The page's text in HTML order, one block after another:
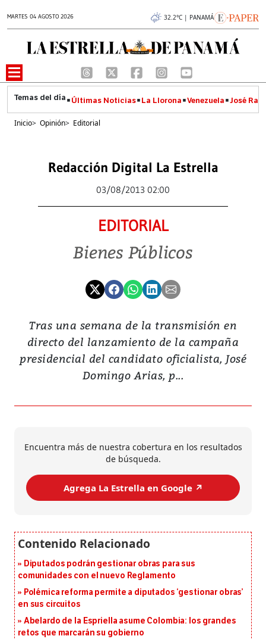
MARTES 04 AGOSTO 2026 32.2°C | PANAMÁ
Últimas Noticias La Llorona Venezuela José
Inicio> Opinión> Editorial
Redacción Digital La Estrella
03/08/2013 02:00
EDITORIAL
Bienes Públicos
Tras una semana de la transmisión en
directo del lanzamiento de la campaña
presidencial del candidato oficialista, José
Domingo Arias, p...
Encuentra más de nuestra cobertura en los resultados
de búsqueda.
Agrega La Estrella en Google ↗️
Diputados podrán gestionar obras para sus
comunidades con el nuevo Reglamento
Polémica reforma permite a diputados ‘gestionar obras’
en sus circuitos
Abelardo de la Espriella asume Colombia: los grandes
retos que marcarán su gobierno